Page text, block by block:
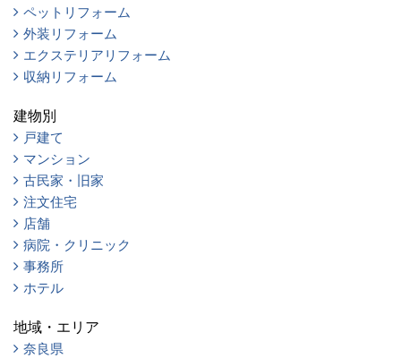
ペットリフォーム
外装リフォーム
エクステリアリフォーム
収納リフォーム
建物別
戸建て
マンション
古民家・旧家
注文住宅
店舗
病院・クリニック
事務所
ホテル
地域・エリア
奈良県